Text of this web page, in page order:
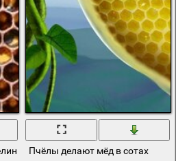
сот
Пчёлы делают мёд в сотах